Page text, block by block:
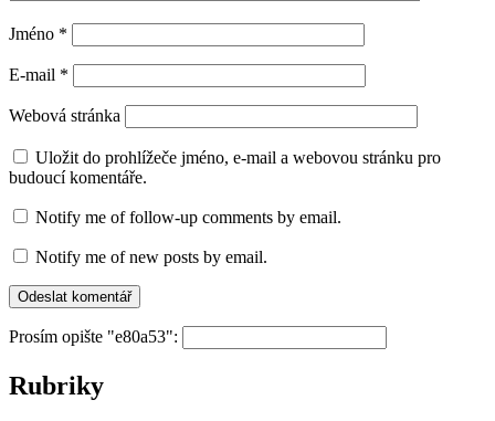
Jméno *
E-mail *
Webová stránka
Uložit do prohlížeče jméno, e-mail a webovou stránku pro
budoucí komentáře.
Notify me of follow-up comments by email.
Notify me of new posts by email.
Prosím opište "e80a53":
Rubriky